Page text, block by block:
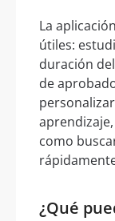
La
útiles:
duración
de
como
¿Qué